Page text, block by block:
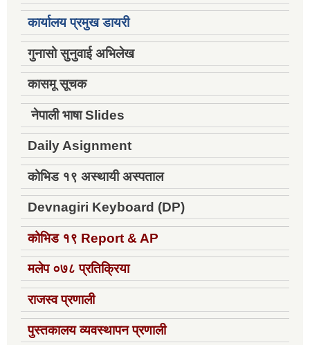
कार्यालय प्रमुख डायरी
गुनासो सुनुवाई अभिलेख
कासमू सूचक
नेपाली भाषा Slides
Daily Asignment
कोभिड १९ अस्थायी अस्पताल
Devnagiri Keyboard (DP)
कोभिड १९ Report & AP
मलेप ०७८ प्रतिक्रिया
राजस्व प्रणाली
पुस्तकालय व्यवस्थापन प्रणाली